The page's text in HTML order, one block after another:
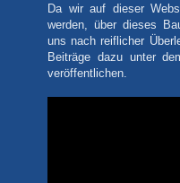
Da wir auf dieser
werden, über dieses
uns nach reiflicher
Beiträge dazu unter
veröffentlichen.